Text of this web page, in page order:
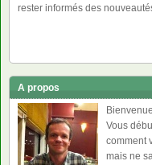
rester informés des
A propos
Vous
comment
mais ne